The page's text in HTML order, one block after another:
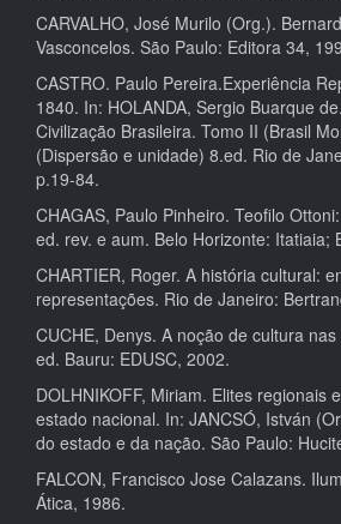
CARVALHO, José Murilo (Org.).
Vasconcelos. São Paulo: Editora 34,
CASTRO. Paulo Pereira.Experiência
1840. In: HOLANDA, Sergio Buarque
Civilização Brasileira. Tomo II (Brasil
(Dispersão e unidade) 8.ed. Rio de
p.19-84.
CHAGAS, Paulo Pinheiro. Teofilo
ed. rev. e aum. Belo Horizonte: Itatiaia;
CHARTIER, Roger. A história cultural:
representações. Rio de Janeiro:
CUCHE, Denys. A noção de cultura
ed. Bauru: EDUSC, 2002.
DOLHNIKOFF, Miriam. Elites regionais
estado nacional. In: JANCSÓ, István
do estado e da nação. São Paulo:
FALCON, Francisco Jose Calazans.
Ática, 1986.